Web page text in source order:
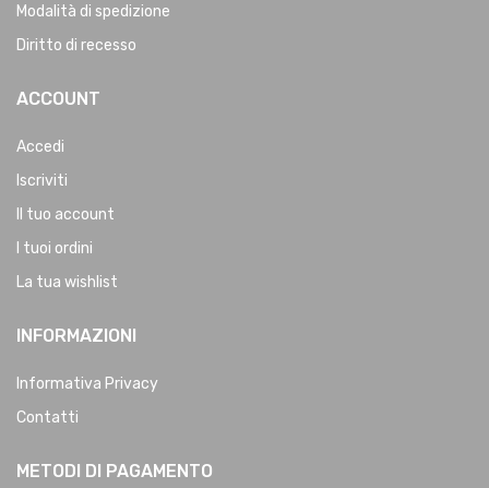
Modalità di spedizione
Diritto di recesso
ACCOUNT
Accedi
Iscriviti
Il tuo account
I tuoi ordini
La tua wishlist
INFORMAZIONI
Informativa Privacy
Contatti
METODI DI PAGAMENTO